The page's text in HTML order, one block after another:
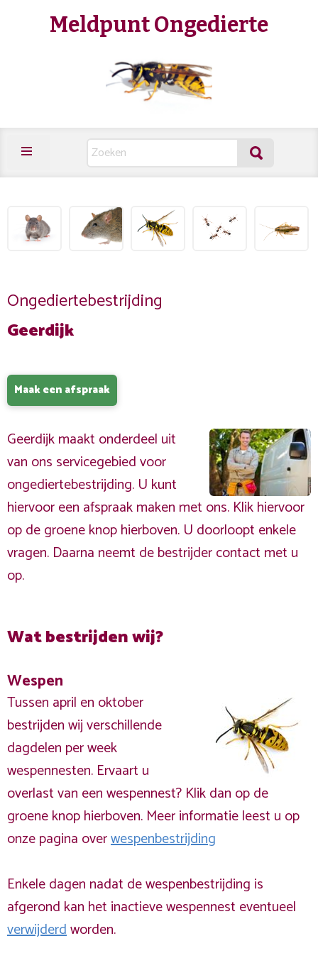
Meldpunt Ongedierte
Ongediertebestrijding
Geerdijk
Maak een afspraak
Geerdijk maakt onderdeel uit
van ons servicegebied voor
ongediertebestrijding. U kunt
hiervoor een afspraak maken met ons. Klik hiervoor
op de groene knop hierboven. U doorloopt enkele
vragen. Daarna neemt de bestrijder contact met u
op.
Wat bestrijden wij?
Wespen
Tussen april en oktober
bestrijden wij verschillende
dagdelen per week
wespennesten. Ervaart u
overlast van een wespennest? Klik dan op de
groene knop hierboven. Meer informatie leest u op
onze pagina overwespenbestrijding
Enkele dagen nadat de wespenbestrijding is
afgerond kan het inactieve wespennest eventueel
verwijderdworden.